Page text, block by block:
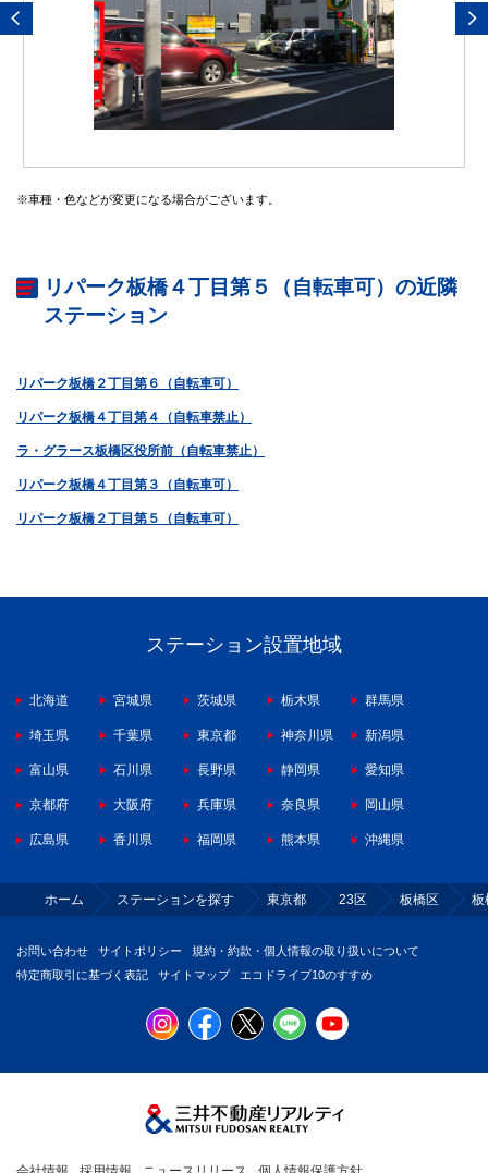
※車種・色などが変更になる場合がございます。
リパーク板橋４丁目第５（自転車可）の近隣
ステーション
リパーク板橋２丁目第６（自転車可）
リパーク板橋４丁目第４（自転車禁止）
ラ・グラース板橋区役所前（自転車禁止）
リパーク板橋４丁目第３（自転車可）
リパーク板橋２丁目第５（自転車可）
ステーション設置地域
北海道 宮城県 茨城県 栃木県 群馬県
埼玉県 千葉県 東京都 神奈川県 新潟県
富山県 石川県 長野県 静岡県 愛知県
京都府 大阪府 兵庫県 奈良県 岡山県
広島県 香川県 福岡県 熊本県 沖縄県
ホーム ステーションを探す 東京都 23区 板橋区 板
お問い合わせ サイトポリシー
規約・約款・個人情報の取り扱いについて
特定商取引に基づく表記
サイトマップ エコドライブ10のすすめ